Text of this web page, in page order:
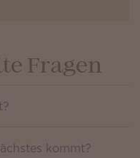
Fragen
kommt?